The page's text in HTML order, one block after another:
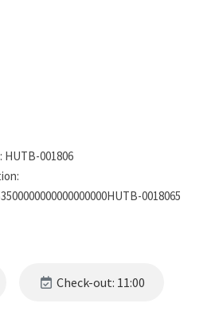
001806
0018065
Check-out: 11:00